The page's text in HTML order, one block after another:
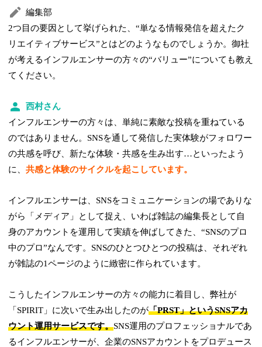
編集部
2つ目の要因として挙げられた、“単なる情報発信を超えたク
リエイティブサービス”とはどのようなものでしょうか。御社
が考えるインフルエンサーの方々の“バリュー”についても教え
てください。
西村さん
インフルエンサーの方々は、単純に素敵な投稿を重ねている
のではありません。SNSを通して発信した実体験がフォロワー
の共感を呼び、新たな体験・共感を生み出す…といったよう
に、共感と体験のサイクルを起こしています。
インフルエンサーは、SNSをコミュニケーションの場でありな
がら「メディア」として捉え、いわば雑誌の編集長として自
身のアカウントを運用して実績を伸ばしてきた、“SNSのプロ
中のプロ”なんです。SNSのひとつひとつの投稿は、それぞれ
が雑誌の1ページのように緻密に作られています。
こうしたインフルエンサーの方々の能力に着目し、弊社が
「SPIRIT」に次いで生み出したのが「PRST」というSNSアカ
ウント運用サービスです。SNS運用のプロフェッショナルであ
るインフルエンサーが、企業のSNSアカウントをプロデュース